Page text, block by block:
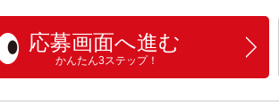
応募画面へ進む
かんたん3ステップ！